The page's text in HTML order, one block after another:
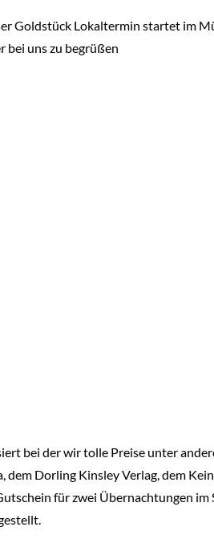
Goldstück Lokaltermin startet im
bei uns zu begrüßen
bei der wir tolle Preise unter
dem Dorling Kinsley Verlag, dem
für zwei Übernachtungen